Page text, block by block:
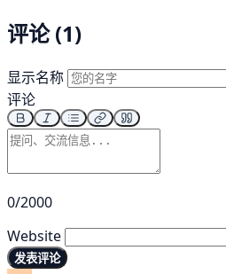
评论 (1)
显示名称
评论
0/2000
Website
发表评论